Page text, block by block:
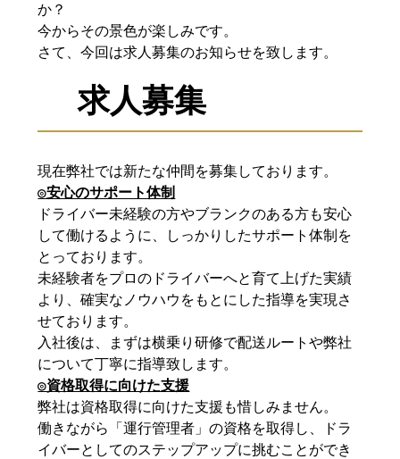
か？
今からその景色が楽しみです。
さて、今回は求人募集のお知らせを致します。
求人募集
現在弊社では新たな仲間を募集しております。
◎安心のサポート体制
ドライバー未経験の方やブランクのある方も安心
して働けるように、しっかりしたサポート体制を
とっております。
未経験者をプロのドライバーへと育て上げた実績
より、確実なノウハウをもとにした指導を実現さ
せております。
入社後は、まずは横乗り研修で配送ルートや弊社
について丁寧に指導致します。
◎資格取得に向けた支援
弊社は資格取得に向けた支援も惜しみません。
働きながら「運行管理者」の資格を取得し、ドラ
イバーとしてのステップアップに挑むことができ